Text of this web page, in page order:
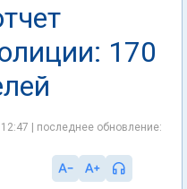
170
| последнее обновление: